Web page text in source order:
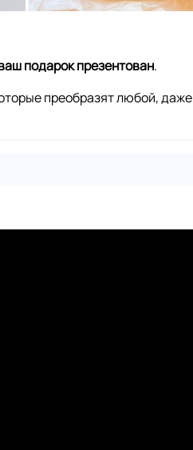
подарок презентован.
преобразят любой, даже